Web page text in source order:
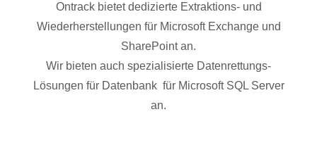
Ontrack bietet dedizierte Extraktions- und
Wiederherstellungen für Microsoft Exchange und
SharePoint an.
Wir bieten auch spezialisierte Datenrettungs-
Lösungen für Datenbank für Microsoft SQL Server
an.